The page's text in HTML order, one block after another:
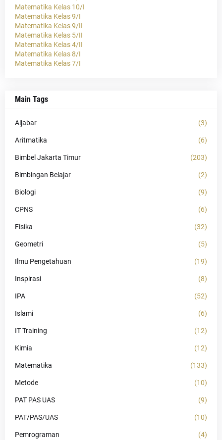
Matematika Kelas 10/I
Matematika Kelas 9/I
Matematika Kelas 9/II
Matematika Kelas 5/II
Matematika Kelas 4/II
Matematika Kelas 8/I
Matematika Kelas 7/I
Main Tags
Aljabar (3)
Aritmatika (6)
Bimbel Jakarta Timur (203)
Bimbingan Belajar (2)
Biologi (9)
CPNS (6)
Fisika (32)
Geometri (5)
Ilmu Pengetahuan (19)
Inspirasi (8)
IPA (52)
Islami (6)
IT Training (12)
Kimia (12)
Matematika (133)
Metode (10)
PAT PAS UAS (9)
PAT/PAS/UAS (10)
Pemrograman (4)